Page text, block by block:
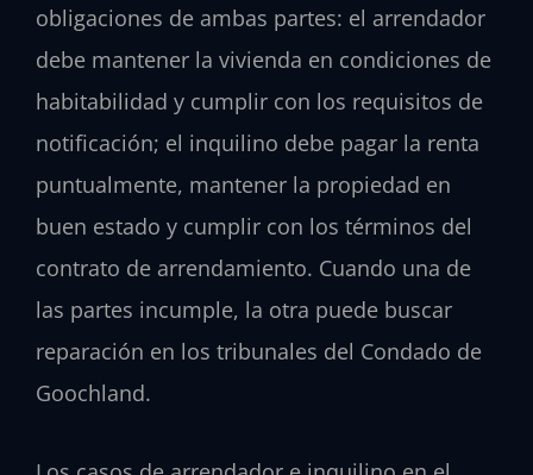
obligaciones de ambas partes: el arrendador
debe mantener la vivienda en condiciones de
habitabilidad y cumplir con los requisitos de
notificación; el inquilino debe pagar la renta
puntualmente, mantener la propiedad en
buen estado y cumplir con los términos del
contrato de arrendamiento. Cuando una de
las partes incumple, la otra puede buscar
reparación en los tribunales del Condado de
Goochland.